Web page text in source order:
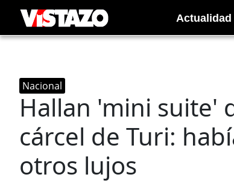
Actualidad
Nacional
Hallan 'mini suite'
cárcel de Turi:
otros lujos